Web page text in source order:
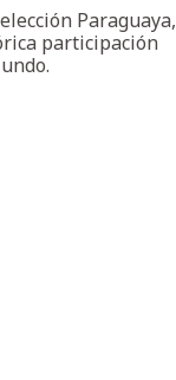
Paraguaya,
participación